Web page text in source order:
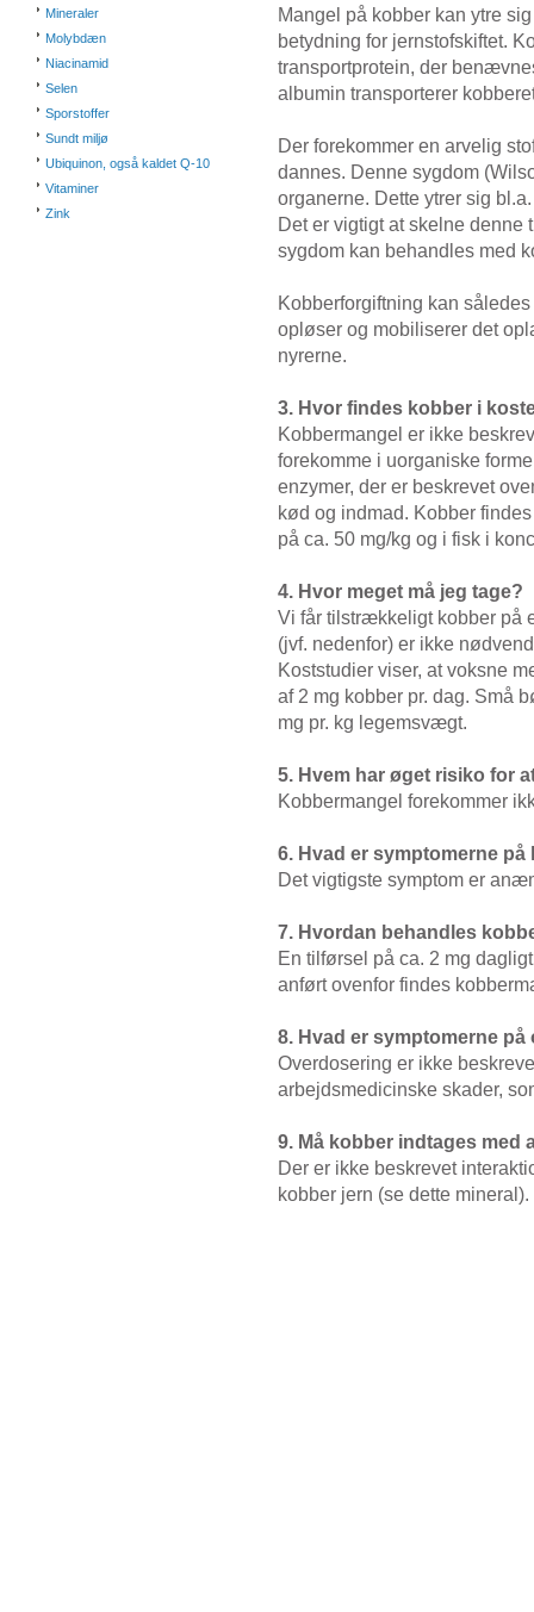
Mineraler
Molybdæn
Niacinamid
Selen
Sporstoffer
Sundt miljø
Ubiquinon, også kaldet Q-10
Vitaminer
Zink
Mangel på kobber kan ytre
betydning for jernstofskiftet.
transportprotein, der
albumin transporterer
Der forekommer en arvelig
dannes. Denne sygdom
organerne. Dette ytrer sig
Det er vigtigt at skelne denne
sygdom kan behandles med
Kobberforgiftning kan
opløser og mobiliserer det
nyrerne.
3. Hvor findes kobber i
Kobbermangel er ikke
forekomme i uorganiske
enzymer, der er beskrevet
kød og indmad. Kobber
på ca. 50 mg/kg og i fisk i
4. Hvor meget må jeg tage?
Vi får tilstrækkeligt kobber på
(jvf. nedenfor) er ikke
Koststudier viser, at voksne
af 2 mg kobber pr. dag. Små
mg pr. kg legemsvægt.
5. Hvem har øget risiko for
Kobbermangel forekommer
6. Hvad er symptomerne
Det vigtigste symptom er
7. Hvordan behandles
En tilførsel på ca. 2 mg
anført ovenfor findes
8. Hvad er symptomerne
Overdosering er ikke
arbejdsmedicinske skader,
9. Må kobber indtages med
Der er ikke beskrevet
kobber jern (se dette mineral).